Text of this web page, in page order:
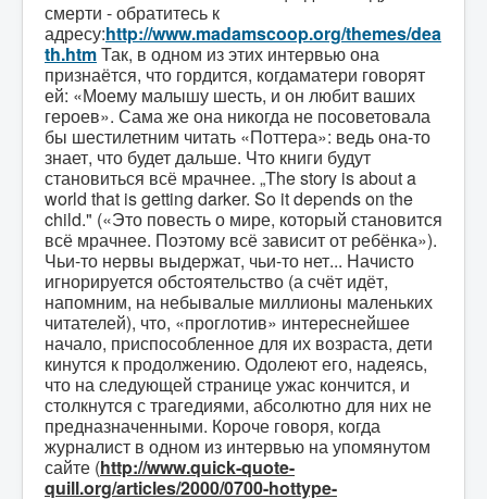
смерти - обратитесь к
адресу:http://www.madamscoop.org/themes/dea
th.htmТак, в одном из этих интервью она
признаётся, что гордится, когдаматери говорят
ей: «Моему малышу шесть, и он любит ваших
героев». Сама же она никогда не посоветовала
бы шестилетним читать «Поттера»: ведь она-то
знает, что будет дальше. Что книги будут
становиться всё мрачнее. „The story is about a
world that is getting darker. So it depends on the
child." («Это повесть о мире, который становится
всё мрачнее. Поэтому всё зависит от ребёнка»).
Чьи-то нервы выдержат, чьи-то нет... Начисто
игнорируется обстоятельство (а счёт идёт,
напомним, на небывалые миллионы маленьких
читателей), что, «проглотив» интереснейшее
начало, приспособленное для их возраста, дети
кинутся к продолжению. Одолеют его, надеясь,
что на следующей странице ужас кончится, и
столкнутся с трагедиями, абсолютно для них не
предназначенными. Короче говоря, когда
журналист в одном из интервью на упомянутом
сайте (http://www.quick-quote-
quill.org/articles/2000/0700-hottype-